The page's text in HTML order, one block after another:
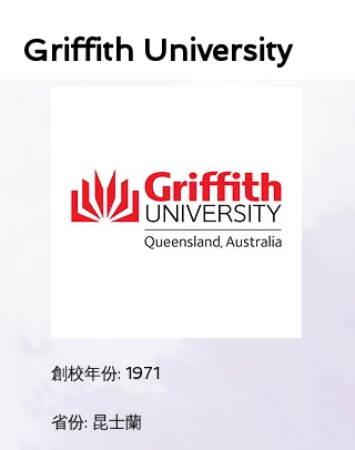
Griffith University
創校年份: 1971
省份: 昆士蘭